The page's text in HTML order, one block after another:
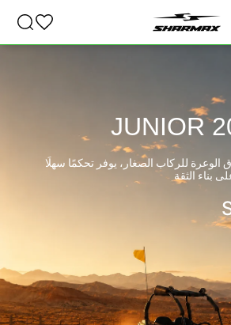
JUNIOR
للركاب الصغار، يوفر تحكمًا سهلًا
بناء الثقة